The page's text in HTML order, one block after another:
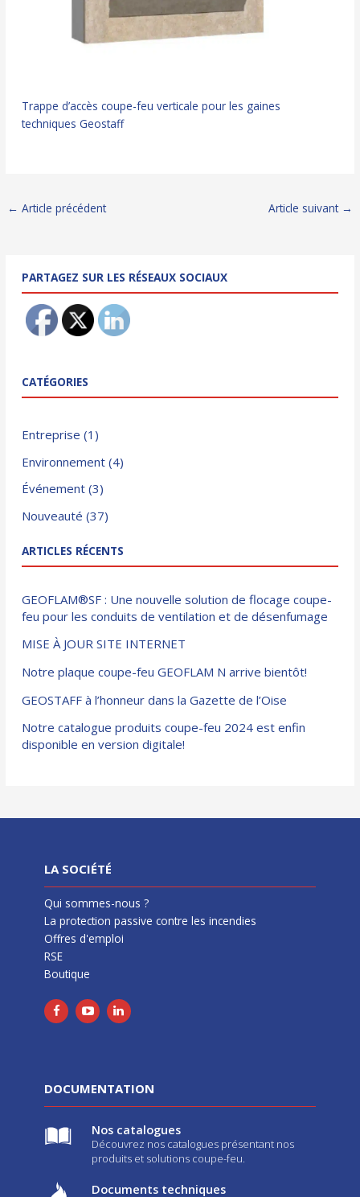
Trappe d’accès coupe-feu verticale pour les gaines
techniques Geostaff
Navigation
← Article précédent Article suivant →
PARTAGEZ SUR LES RÉSEAUX SOCIAUX
CATÉGORIES
Entreprise (1)
Environnement (4)
Événement (3)
Nouveauté (37)
ARTICLES RÉCENTS
GEOFLAM®SF : Une nouvelle solution de flocage coupe-
feu pour les conduits de ventilation et de désenfumage
MISE À JOUR SITE INTERNET
Notre plaque coupe-feu GEOFLAM N arrive bientôt!
GEOSTAFF à l’honneur dans la Gazette de l’Oise
Notre catalogue produits coupe-feu 2024 est enfin
disponible en version digitale!
LA SOCIÉTÉ
Qui sommes-nous ?
La protection passive contre les incendies
Offres d'emploi
RSE
Boutique
DOCUMENTATION
Nos catalogues
Découvrez nos catalogues présentant nos
produits et solutions coupe-feu.
Documents techniques